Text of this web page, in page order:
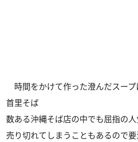
時間をかけて作った澄んだスープ
首里そば
数ある沖縄そば店の中でも屈指の
売り切れてしまうこともあるので